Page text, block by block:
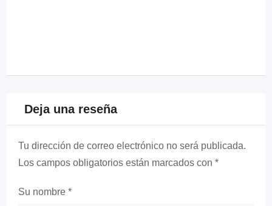
Deja una reseña
Tu dirección de correo electrónico no será publicada.
Los campos obligatorios están marcados con *
Su nombre *